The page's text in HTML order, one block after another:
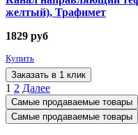
желтый), Трафимет
1829 руб
Купить
Заказать в 1 клик
1 2 Далее
Самые продаваемые товары
Самые продаваемые товары